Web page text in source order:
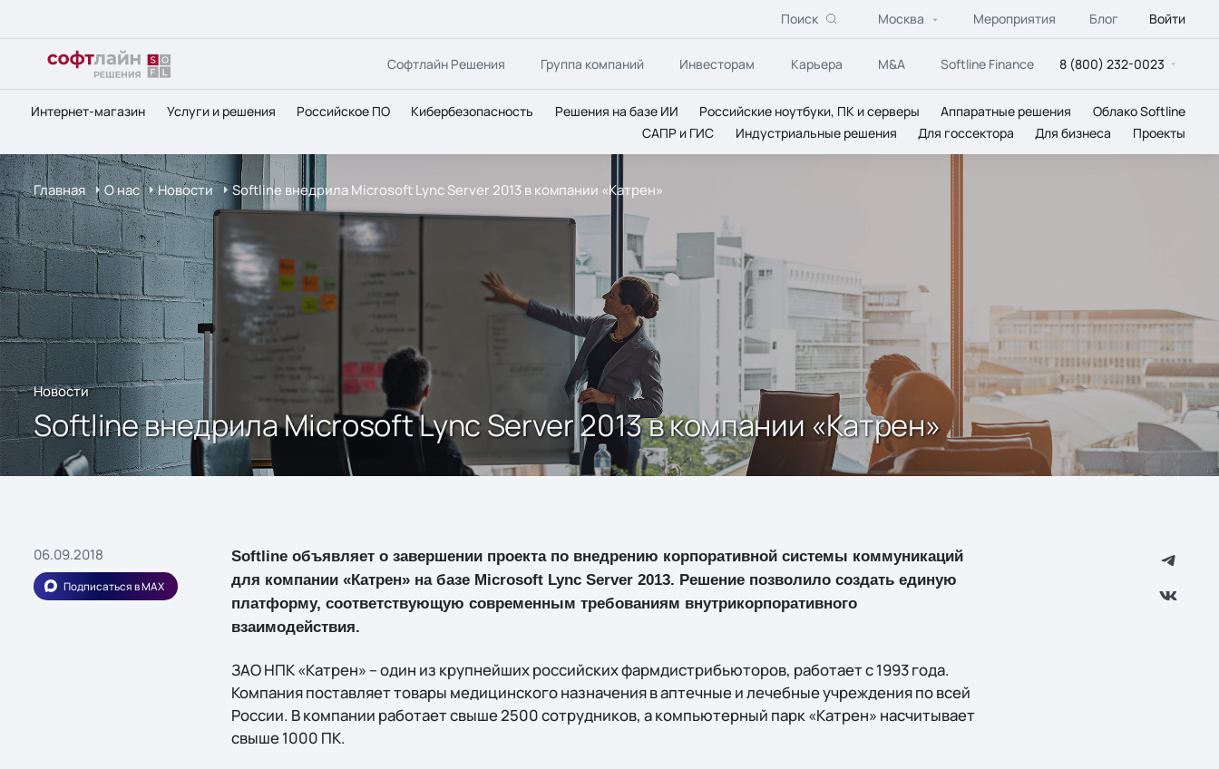
Поиск Москва Мероприятия Блог Войти
Софтлайн Решения Группа компаний Инвесторам Карьера M&A Softline Finance 8 (800) 232-0023
Интернет-магазин Услуги и решения Российское ПО Кибербезопасность Решения на базе ИИ Российские ноутбуки, ПК и серверы Аппаратные решения
Облако Softline
САПР и ГИС
Индустриальные решения Для госсектора Для бизнеса Проекты
Главная О нас Новости Softline внедрила Microsoft Lync Server 2013 в компании «Катрен»
Новости
Softline внедрила Microsoft Lync Server 2013 в компании «Катрен»
06.09.2018
Подписаться в MAX
Softline объявляет о завершении проекта по внедрению корпоративной системы коммуникаций
для компании «Катрен» на базе Microsoft Lync Server 2013. Решение позволило создать единую
платформу, соответствующую современным требованиям внутрикорпоративного
взаимодействия.
ЗАО НПК «Катрен» – один из крупнейших российских фармдистрибьюторов, работает с 1993 года.
Компания поставляет товары медицинского назначения в аптечные и лечебные учреждения по всей
России. В компании работает свыше 2500 сотрудников, а компьютерный парк «Катрен» насчитывает
свыше 1000 ПК.